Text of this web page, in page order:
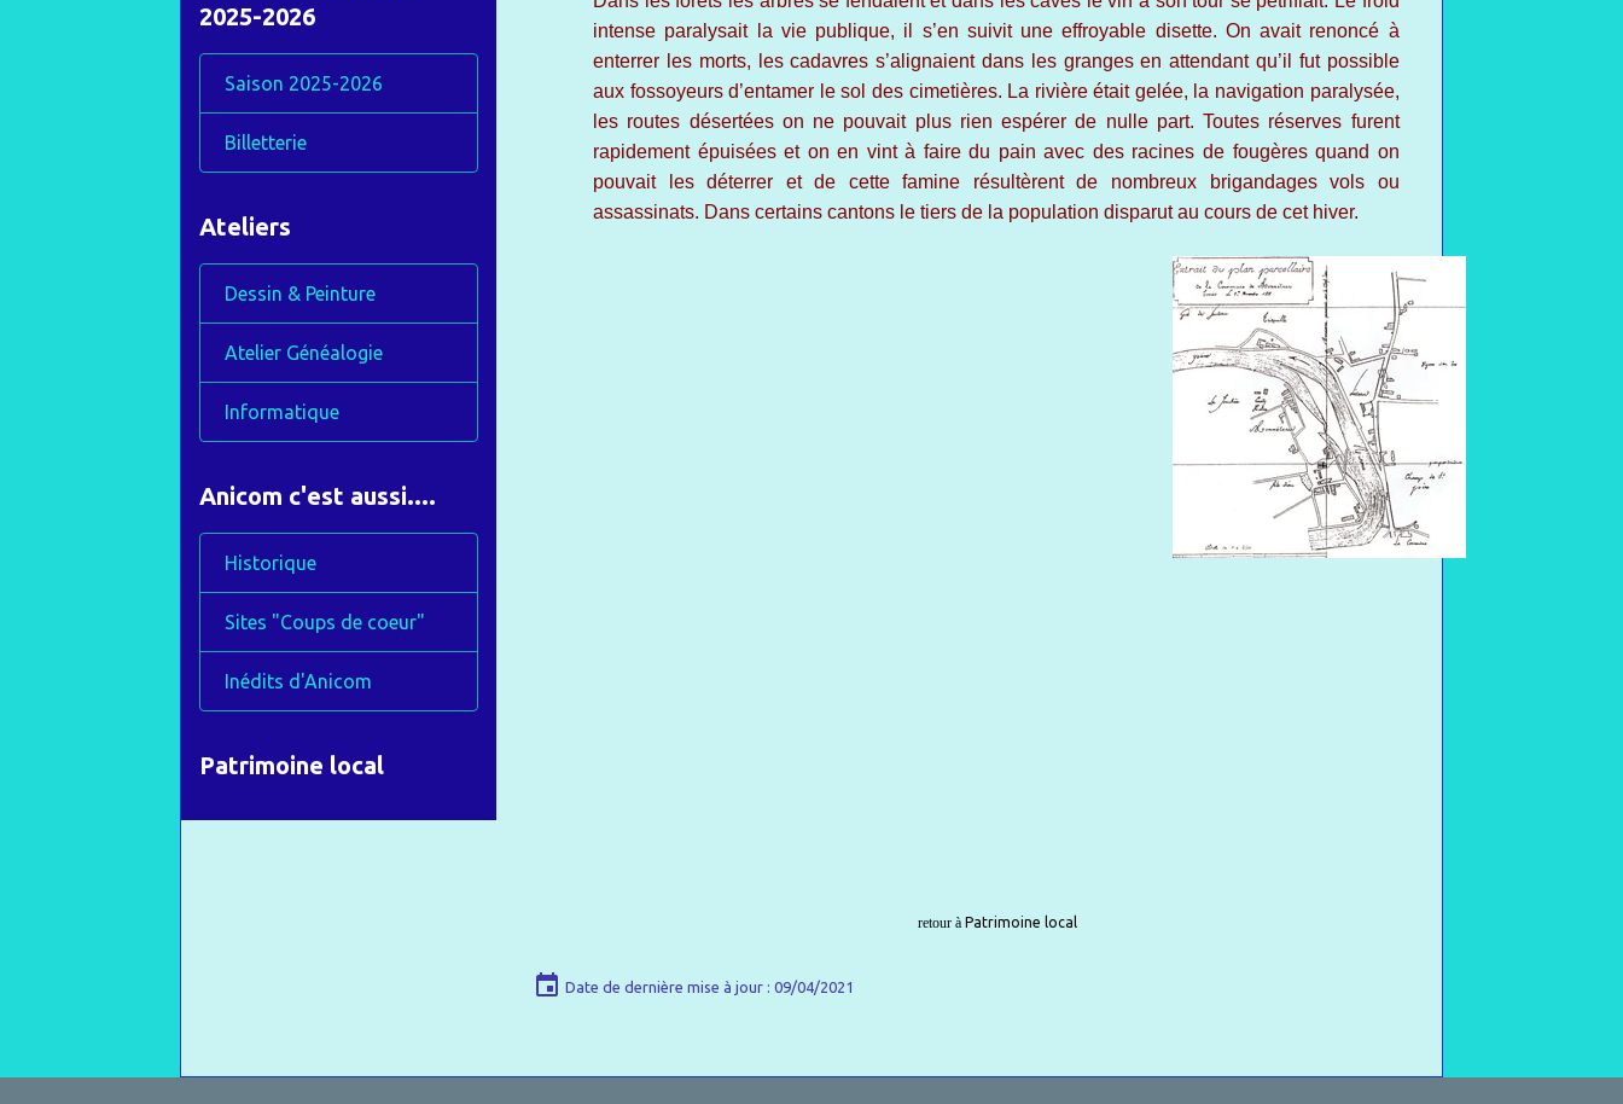
intense paralysait la vie publique, il s’en suivit une effroyable disette. On avait renoncé à
enterrer les morts, les cadavres s’alignaient dans les granges en attendant qu’il fut possible
aux fossoyeurs d’entamer le sol des cimetières. La rivière était gelée, la navigation paralysée,
les routes désertées on ne pouvait plus rien espérer de nulle part. Toutes réserves furent
rapidement épuisées et on en vint à faire du pain avec des racines de fougères quand on
pouvait les déterrer et de cette famine résultèrent de nombreux brigandages vols ou
assassinats. Dans certains cantons le tiers de la population disparut au cours de cet hiver.
retour à Patrimoine local
Date de dernière mise à jour : 09/04/2021
2025-2026
Saison 2025-2026
Billetterie
Ateliers
Dessin & Peinture
Atelier Généalogie
Informatique
Anicom c'est aussi....
Historique
Sites "Coups de coeur"
Inédits d'Anicom
Patrimoine local